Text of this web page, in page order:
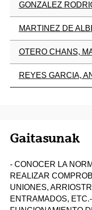
GONZALEZ
MARTINEZ DE
OTERO CHANS,
REYES GARCIA,
Gaitasunak
- CONOCER LA
REALIZAR
UNIONES,
ENTRAMADOS,